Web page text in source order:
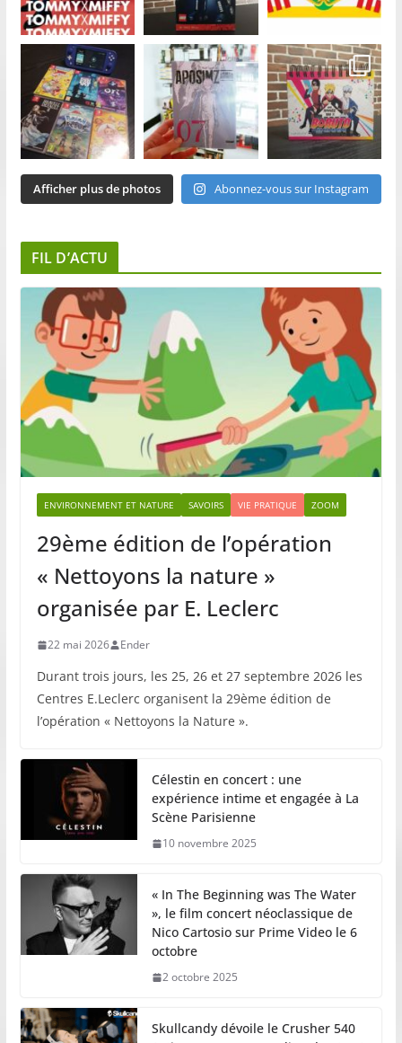
Afficher plus de photos Abonnez-vous sur Instagram
FIL D’ACTU
ENVIRONNEMENT ET NATURE SAVOIRS VIE PRATIQUE ZOOM
29ème édition de l’opération
« Nettoyons la nature »
organisée par E. Leclerc
22 mai 2026 Ender
Durant trois jours, les 25, 26 et 27 septembre 2026 les
Centres E.Leclerc organisent la 29ème édition de
l’opération « Nettoyons la Nature ».
Célestin en concert : une
expérience intime et engagée à La
Scène Parisienne
10 novembre 2025
« In The Beginning was The Water
», le film concert néoclassique de
Nico Cartosio sur Prime Video le 6
octobre
2 octobre 2025
Skullcandy dévoile le Crusher 540